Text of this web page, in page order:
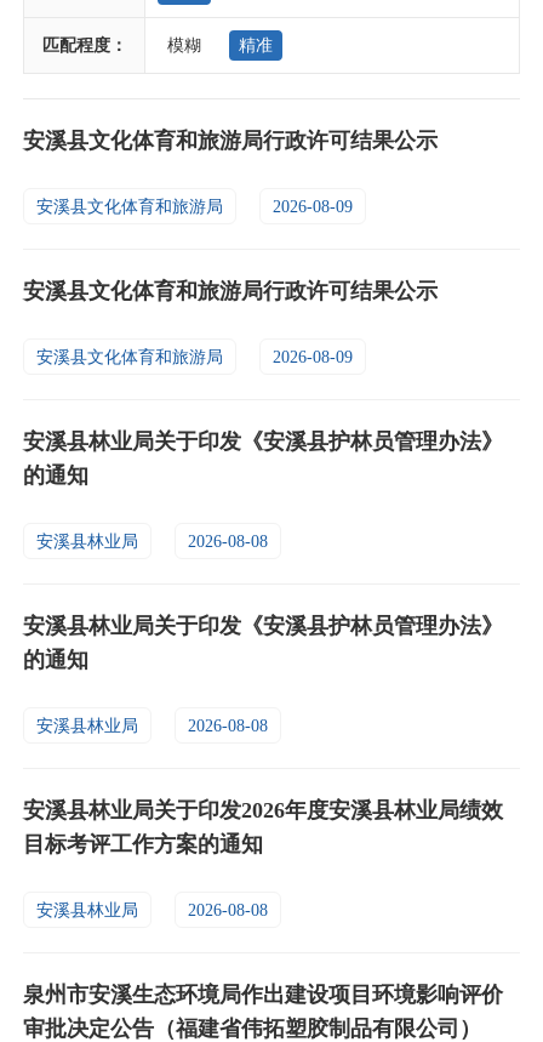
匹配程度： 模糊 精准
安溪县文化体育和旅游局行政许可结果公示
安溪县文化体育和旅游局 2026-08-09
安溪县文化体育和旅游局行政许可结果公示
安溪县文化体育和旅游局 2026-08-09
安溪县林业局关于印发《安溪县护林员管理办法》
的通知
安溪县林业局 2026-08-08
安溪县林业局关于印发《安溪县护林员管理办法》
的通知
安溪县林业局 2026-08-08
安溪县林业局关于印发2026年度安溪县林业局绩效
目标考评工作方案的通知
安溪县林业局 2026-08-08
泉州市安溪生态环境局作出建设项目环境影响评价
审批决定公告（福建省伟拓塑胶制品有限公司）